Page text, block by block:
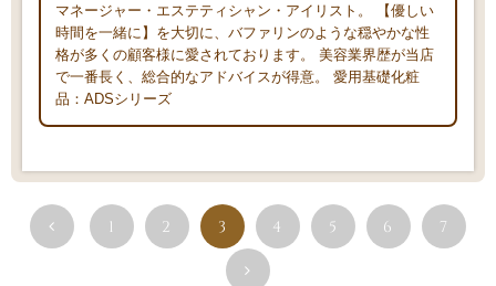
マネージャー・エステティシャン・アイリスト。 【優しい
時間を一緒に】を大切に、バファリンのような穏やかな性
格が多くの顧客様に愛されております。 美容業界歴が当店
で一番長く、総合的なアドバイスが得意。 愛用基礎化粧
品：ADSシリーズ
1 2 3 4 5 6 7